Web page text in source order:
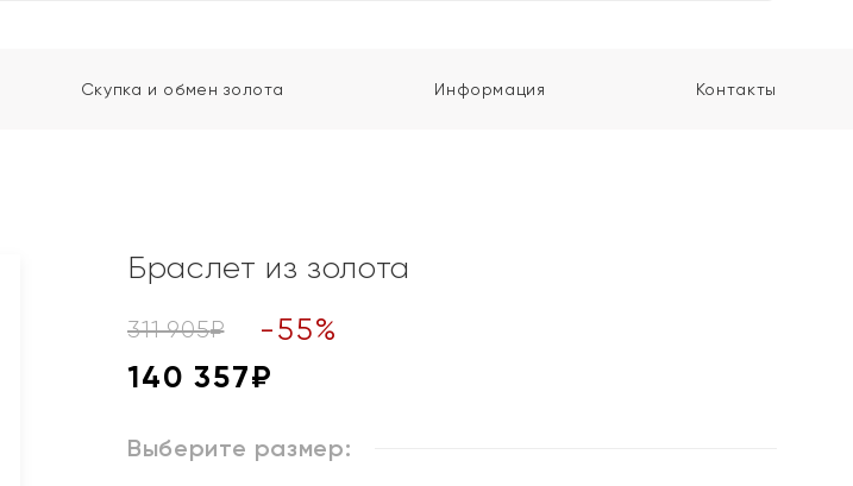
Скупка и обмен золота Информация Контакты
Браслет из золота
311 905₽ -55%
140 357₽
Выберите размер: